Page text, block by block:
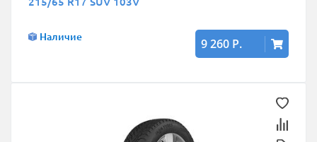
Наличие 9 260 Р.